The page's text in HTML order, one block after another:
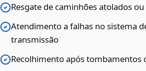
Resgate de caminhões atolados
Atendimento a falhas no sistema
transmissão
Recolhimento após tombamentos